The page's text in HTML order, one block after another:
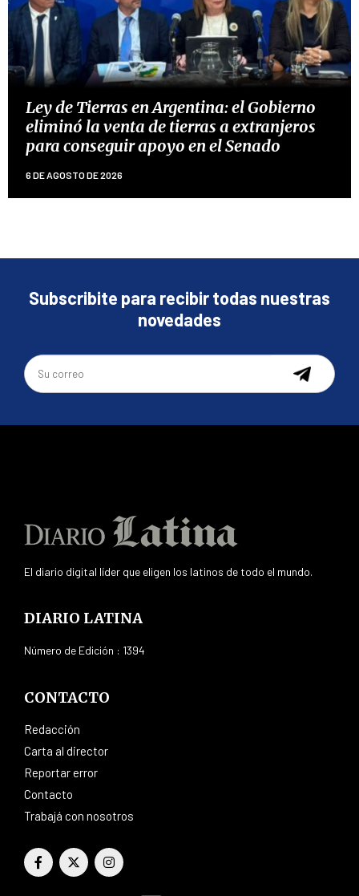
Ley de Tierras en Argentina: el Gobierno
eliminó la venta de tierras a extranjeros
para conseguir apoyo en el Senado
6 DE AGOSTO DE 2026
Subscribite para recibir todas nuestras
novedades
El diario digital líder que eligen los latinos de todo el mundo.
DIARIO LATINA
Número de Edición : 1394
CONTACTO
Redacción
Carta al director
Reportar error
Contacto
Trabajá con nosotros